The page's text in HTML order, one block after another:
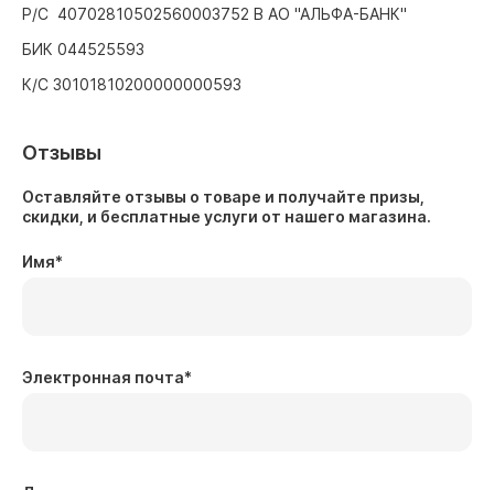
Р/С 40702810502560003752 В АО "АЛЬФА-БАНК"
БИК 044525593
К/С 30101810200000000593
Отзывы
Оставляйте отзывы о товаре и получайте призы,
скидки, и бесплатные услуги от нашего магазина.
Имя*
Электронная почта*